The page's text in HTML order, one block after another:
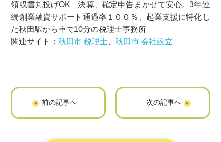
領収書丸投げOK！決算、確定申告まかせて安心。3年連
続創業融資サポート通過率１００％、起業支援に特化し
た秋田駅から車で10分の税理士事務所
関連サイト：秋田市 税理士 、秋田市 会社設立
「株式会社
「TRUSTCORP」